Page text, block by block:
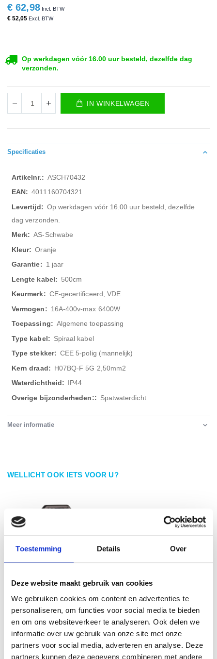
Toestemming Details Over
Deze website maakt gebruik van cookies
We gebruiken cookies om content en advertenties te
personaliseren, om functies voor social media te bieden
en om ons websiteverkeer te analyseren. Ook delen we
informatie over uw gebruik van onze site met onze
partners voor social media, adverteren en analyse. Deze
partners kunnen deze gegevens combineren met andere
€ 62,98
€ 52,05
Op werkdagen vóór 16.00 uur besteld, dezelfde dag
verzonden.
IN WINKELWAGEN
Specificaties
Meer
informatie
ASCH70432
4011160704321
Op werkdagen vóór 16.00 uur besteld, dezelfde
dag verzonden.
AS-Schwabe
Oranje
1 jaar
500cm
CE-gecertificeerd, VDE
16A-400v-max 6400W
Algemene toepassing
Spiraal kabel
CEE 5-polig (mannelijk)
H07BQ-F 5G 2,50mm2
IP44
Spatwaterdicht
Meer informatie
WELLICHT OOK IETS VOOR U?
Stecky 14 stroomverdeler 4x
schuko 2xCEE stopcontact
3-voudige stekkerdoos 1,5m
kabel en 16A CEE stekker